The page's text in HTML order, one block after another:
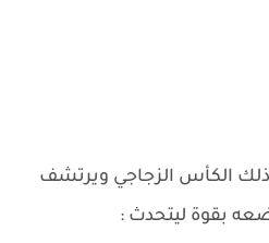
الكأس الزجاجي ويرتشف
بقوة ليتحدث :